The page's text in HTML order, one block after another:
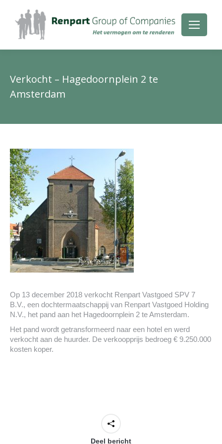
Verkocht – Hagedoornplein 2 te
Amsterdam
Op 13 december 2018 verkocht Renpart Vastgoed SPV 7
B.V., een dochtermaatschappij van Renpart Vastgoed Holding
N.V., het pand aan het Hagedoornplein 2 te Amsterdam.
Het pand wordt getransformeerd naar een hotel en werd
verkocht aan de huurder. De verkoopprijs bedroeg € 9.250.000
kosten koper.
Deel bericht